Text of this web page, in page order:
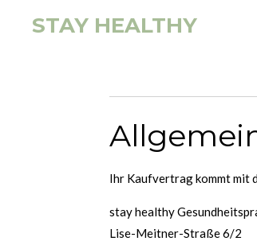
STAY HEALTHY
Ihr Kaufvertrag kommt mit
stay healthy
Lise-Meitner-Straße 6/2